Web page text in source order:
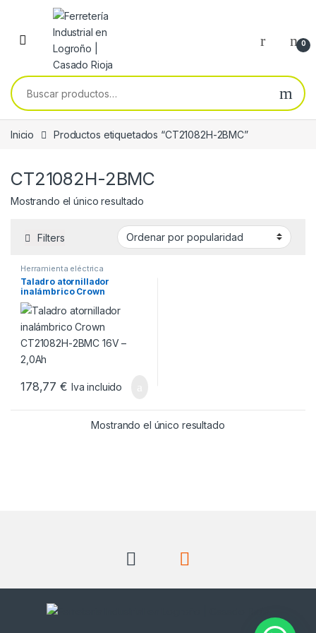
Skip to navigation
Skip to content
0
Buscar por:
Inicio Productos etiquetados “CT21082H-2BMC”
CT21082H-2BMC
Mostrando el único resultado
Filters
Herramienta eléctrica
Taladro atornillador
inalámbrico Crown
CT21082H-2BMC 16V –
2,0Ah
178,77€ Iva incluido
Mostrando el único resultado